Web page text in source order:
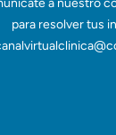
a nuestro
para resolver tus